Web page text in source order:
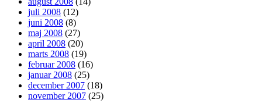
juli 2008 (12)
juni 2008 (8)
maj 2008 (27)
april 2008 (20)
marts 2008 (19)
februar 2008 (16)
januar 2008 (25)
december 2007 (18)
november 2007 (25)